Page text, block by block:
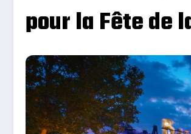
pour la Fête de